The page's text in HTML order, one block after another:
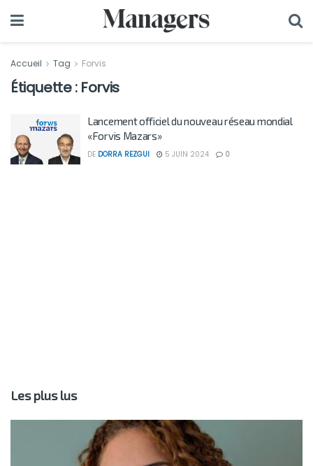
Accueil Tag Forvis
Étiquette : Forvis
Lancement officiel du nouveau réseau mondial
«Forvis Mazars»
DE DORRA REZGUI 5 JUIN 2024 0
Les plus lus